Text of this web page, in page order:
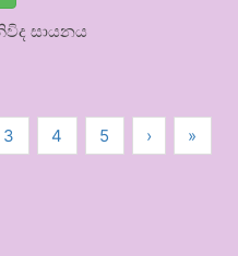
සායනය
3 4 5 › »